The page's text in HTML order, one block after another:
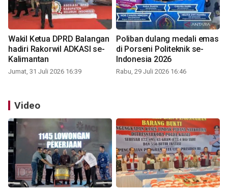
Wakil Ketua DPRD Balangan
hadiri Rakorwil ADKASI se-
Kalimantan
Jumat, 31 Juli 2026 16:39
Poliban dulang medali emas
di Porseni Politeknik se-
Indonesia 2026
Rabu, 29 Juli 2026 16:46
Video